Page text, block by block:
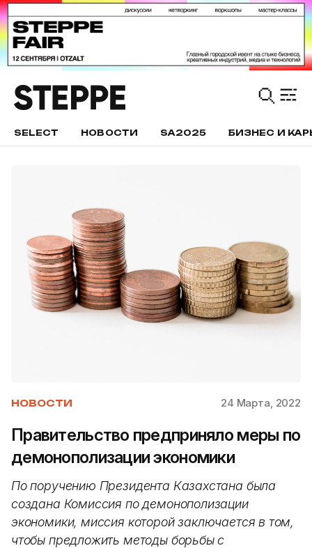
SELECT НОВОСТИ SA2025 БИЗНЕС И
НОВОСТИ 24 Марта, 2022
Правительство предприняло меры по
демонополизации экономики
По поручению Президента Казахстана была
создана Комиссия по демонополизации
экономики, миссия которой заключается в том,
чтобы предложить методы борьбы с